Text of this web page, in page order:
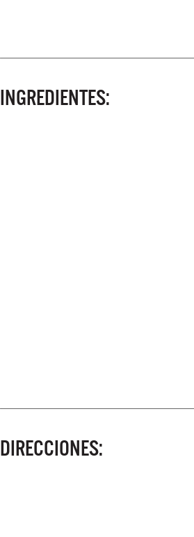
INGREDIENTES:
DIRECCIONES: